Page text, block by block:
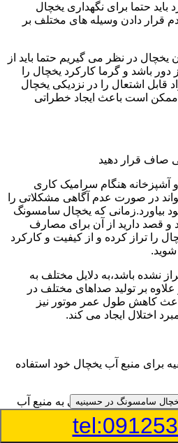
باید حتما برای نگهداری یخچال
قرار دادن وسیله های مختلف بر
یخچال در نظر می گیریم حتما باید از
باشد و گرما کارکرد یخچال را
قابل اشتعال را در نزدیکی یخچال
ممکن است باعث ایجاد خطراتی
صاف قرار دهید
هنگام سرامیک کاری
در صورت عدم آگاهی مشکلاتی را
بیاورد.زمانی که یخچال سامسونگ
قصد دارید از آن برای مصارف
را تراز کرده و از کیفیت و کارکرد
نشده باشد،به دلایل مختلف به
بر تولید صداهای مختلف در
کاهش طول عمر موتور نیز
اختلال ایجاد می کند.
برای منبع آب یخچال خود استفاده
قسمت ویژه ای به منبع آب
نصب و استفاده از آن اختصاص داده
سامسونگ دارای منبع آبریز
سامسونگ در حسینیه